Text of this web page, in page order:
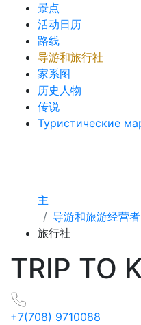
景点
活动日历
路线
导游和旅行社
家系图
历史人物
传说
Туристические
主
导游和旅游经营者
旅行社
TRIP TO
+7(708) 9710088